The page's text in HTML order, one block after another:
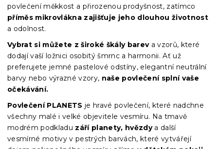
povlečení měkkost a přirozenou prodyšnost, zatímco
příměs mikrovlákna zajišťuje jeho dlouhou životnost
a odolnost.
Vybrat si můžete z široké škály bareva vzorů, které
dodají vaší ložnici osobitý šmrnc a harmonii. Ať už
preferujete jemné pastelové odstíny, elegantní neutrální
barvy nebo výrazné vzory, naše povlečení splní vaše
očekávání.
Povlečení PLANETS je hravé povlečení, které nadchne
všechny malé i velké objevitele vesmíru. Na tmavě
modrém podkladu září planety, hvězdya další
vesmírné motivy v pestrých barvách, které vytvářejí